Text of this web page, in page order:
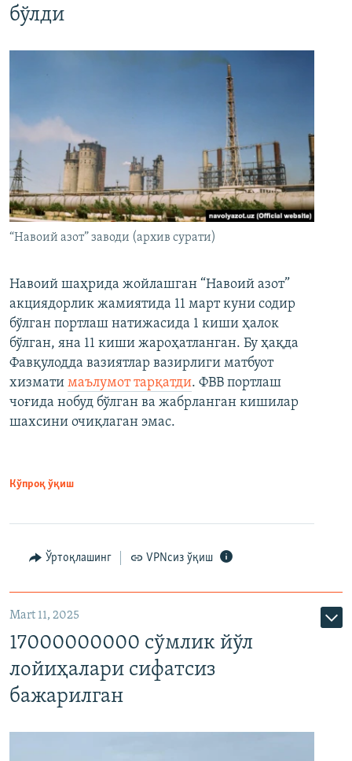
бўлди
“Навоий азот” заводи (архив сурати)
Навоий шаҳрида жойлашган “Навоий азот”
акциядорлик жамиятида 11 март куни содир
бўлган портлаш натижасида 1 киши ҳалок
бўлган, яна 11 киши жароҳатланган. Бу ҳақда
Фавқулодда вазиятлар вазирлиги матбуот
хизмати маълумот тарқатди. ФВВ портлаш
чоғида нобуд бўлган ва жабрланган кишилар
шахсини очиқлаган эмас.
Кўпроқ ўқиш
Ўртоқлашинг VPNсиз ўқиш
Mart 11, 2025
17000000000 сўмлик йўл
лойиҳалари сифатсиз
бажарилган